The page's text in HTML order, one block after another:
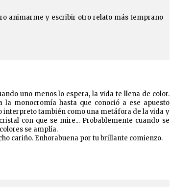
animarme y escribir otro relato más temprano
uno menos lo espera, la vida te llena de color.
la monocromía hasta que conoció a ese apuesto
interpreto también como una metáfora de la vida y
con que se mire... Probablemente cuando se
se amplía.
cariño. Enhorabuena por tu brillante comienzo.